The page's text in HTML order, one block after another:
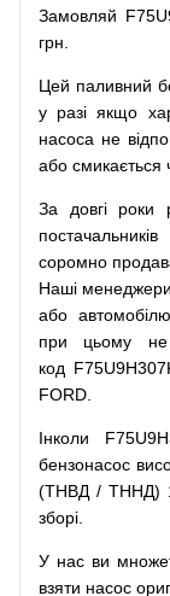
Замовляй
грн.
Цей паливний
у разі якщо
насоса не
або смикається
За довгі роки
постачальників
соромно
Наші менеджери
або автомобілю
при
цьому
код
FORD.
Інколи
бензонасос
(ТНВД / ТННД)
зборі
У нас ви
взяти насос